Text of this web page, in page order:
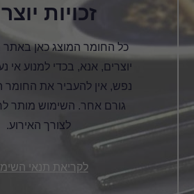
זכויות
כל החומר המוצג כאן באתר
יוצרים, אנא, בכדי למנוע אי
נפש, אין להעביר את החומר
גורם אחר. השימוש מותר
לצורך האירוע.
לקריאת תנאי השימוש